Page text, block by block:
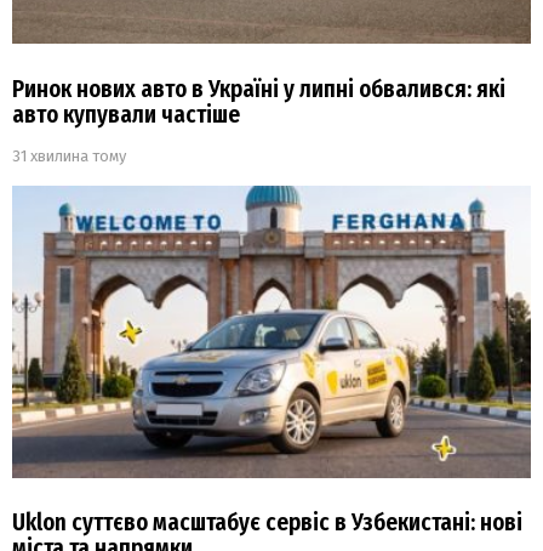
Ринок нових авто в Україні у липні обвалився: які
авто купували частіше
31 хвилина тому
Uklon суттєво масштабує сервіс в Узбекистані: нові